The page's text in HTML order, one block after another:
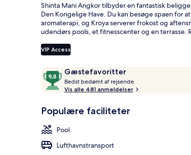
Shinta Mani Angkor tilbyder en fantastisk
Den Kongelige Have. Du kan besøge spaen for
aromaterapi, og Kroya serverer frokost og
udendørs pools, et fitnesscenter og en
VIP Access
AnmeldelserGæstefavoritter
9,8
ud
af
Gæstefavoritter
Bedst bedømt af rejsende
e
Vis alle 481 anmeldelser
Populære faciliteter
Pool
Lufthavnstransport